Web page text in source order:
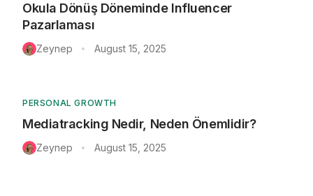
Okula Dönüş Döneminde Influencer
Pazarlaması
Zeynep • August 15, 2025
PERSONAL GROWTH
Mediatracking Nedir, Neden Önemlidir?
Zeynep • August 15, 2025